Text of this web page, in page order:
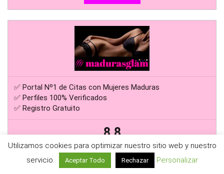
✅ Portal Nº1 de Citas con Mujeres Maduras
✅ Perfiles 100% Verificados
✅ Registro Gratuito
8.8
Registrarme
Utilizamos cookies para optimizar nuestro sitio web y nuestro
servicio.
Aceptar Todo Rechazar Personalizar